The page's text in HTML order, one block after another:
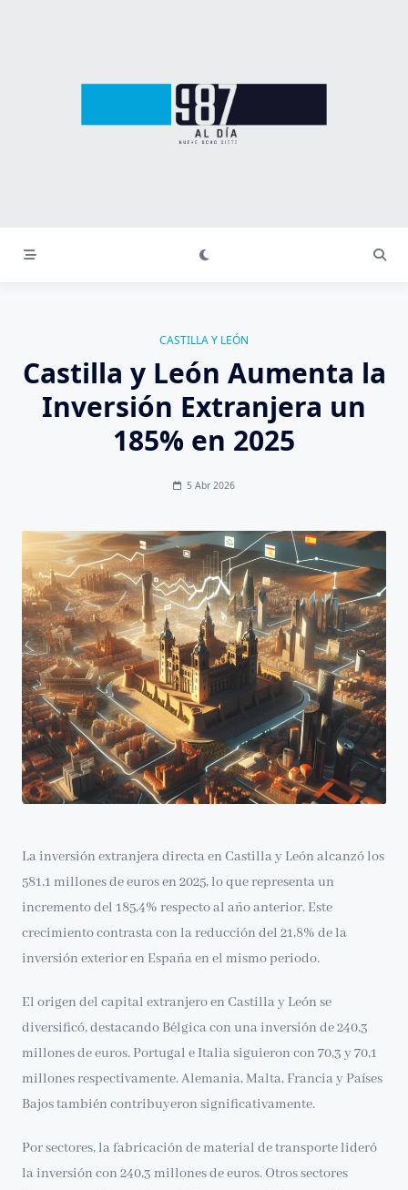
CASTILLA Y LEÓN
Castilla y León Aumenta la
Inversión Extranjera un
185% en 2025
5 Abr 2026
La inversión extranjera directa en Castilla y León alcanzó los
581,1 millones de euros en 2025, lo que representa un
incremento del 185,4% respecto al año anterior. Este
crecimiento contrasta con la reducción del 21,8% de la
inversión exterior en España en el mismo periodo.
El origen del capital extranjero en Castilla y León se
diversificó, destacando Bélgica con una inversión de 240,3
millones de euros. Portugal e Italia siguieron con 70,3 y 70,1
millones respectivamente. Alemania, Malta, Francia y Países
Bajos también contribuyeron significativamente.
Por sectores, la fabricación de material de transporte lideró
la inversión con 240,3 millones de euros. Otros sectores